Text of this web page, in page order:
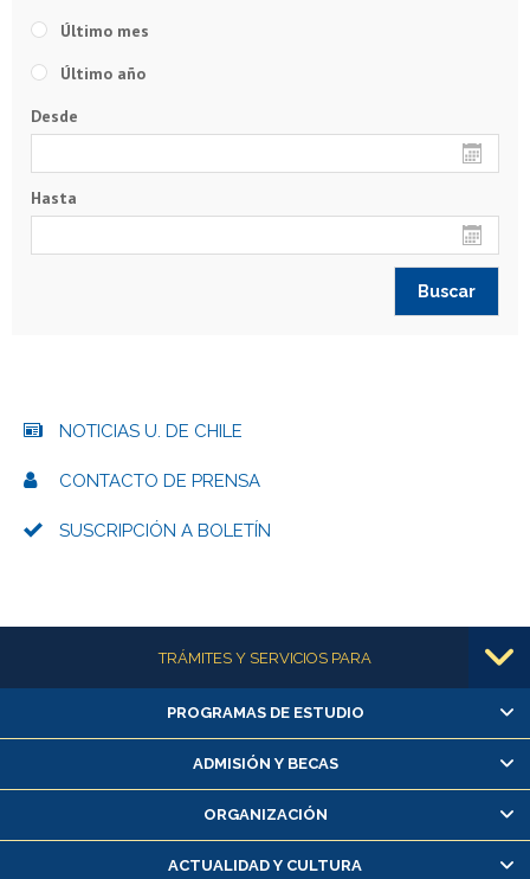
Último mes
Último año
Desde
Hasta
NOTICIAS U. DE CHILE
CONTACTO DE PRENSA
SUSCRIPCIÓN A BOLETÍN
Más informaciónTRÁMITES Y SERVICIOS PARA
Alumnas/os y exalumnas/os
Matrícula en línea
Inscripción y cambio de asignaturas
Consulta y certificado de notas
PROGRAMAS DE ESTUDIO
ADMISIÓN Y BECAS
ORGANIZACIÓN
ACTUALIDAD Y CULTURA